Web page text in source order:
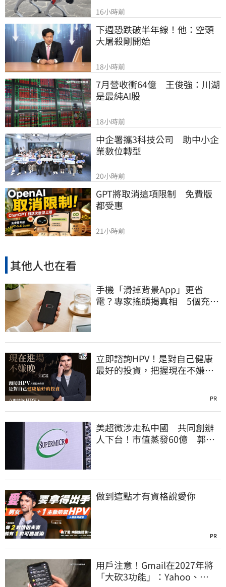
16小時前
下週恐跌破半年線！他：空頭
大屠殺剛開始
18小時前
7月營收衝64億　王俊強：川湖
是最純AI股
18小時前
中企署攜3科技公司　助中小企
業數位轉型
20小時前
GPT將取消這項限制　免費版
都受惠
21小時前
其他人也在看
手機「滑掉背景App」更省
電？專家搖頭揭真相 5個充電
立即諮詢HPV！是對自己健康
最好的投資，把握現在不嫌
PR
美超微涉走私中國 共同創辦
人下台！市值蒸發60億 郭明
做到這點才有資格說愛你
PR
用戶注意！Gmail在2027年將
「大砍3功能」：Yahoo、